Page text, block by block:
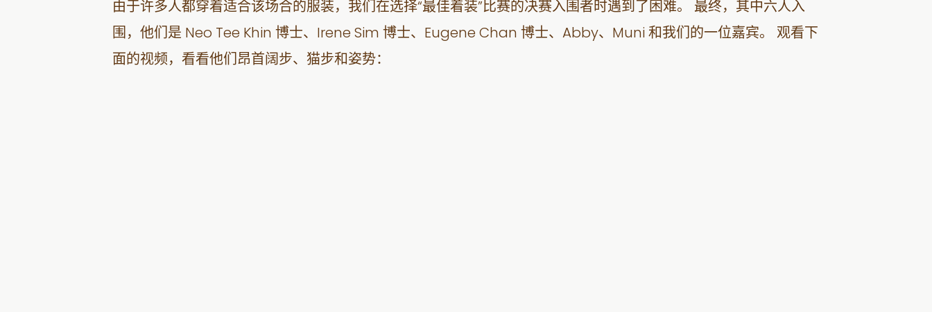
由于许多人都穿着适合该场合的服装，我们在选择“最佳着装”比赛的决赛入围者时遇到了困难。 最终，其中六人入
围，他们是 Neo Tee Khin 博士、Irene Sim 博士、Eugene Chan 博士、Abby、Muni 和我们的一位嘉宾。 观看下
面的视频，看看他们昂首阔步、猫步和姿势：